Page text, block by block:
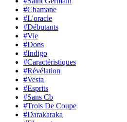
#Chamane
#L'oracle
#Débutants
#Vie
#Dons
#Indigo
#Caractéristiques
#Révélation
#Vesta
#Esprits
#Sans Cb
#Trois De Coupe
#Darakaraka